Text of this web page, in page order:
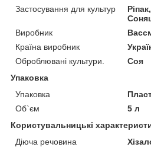
Застосування для культур
Виробник
Країна виробник
Оброблювані культури.
Соя
Упаковка
Упаковка
Об`єм
5 л
Користувальницькі
Діюча речовина